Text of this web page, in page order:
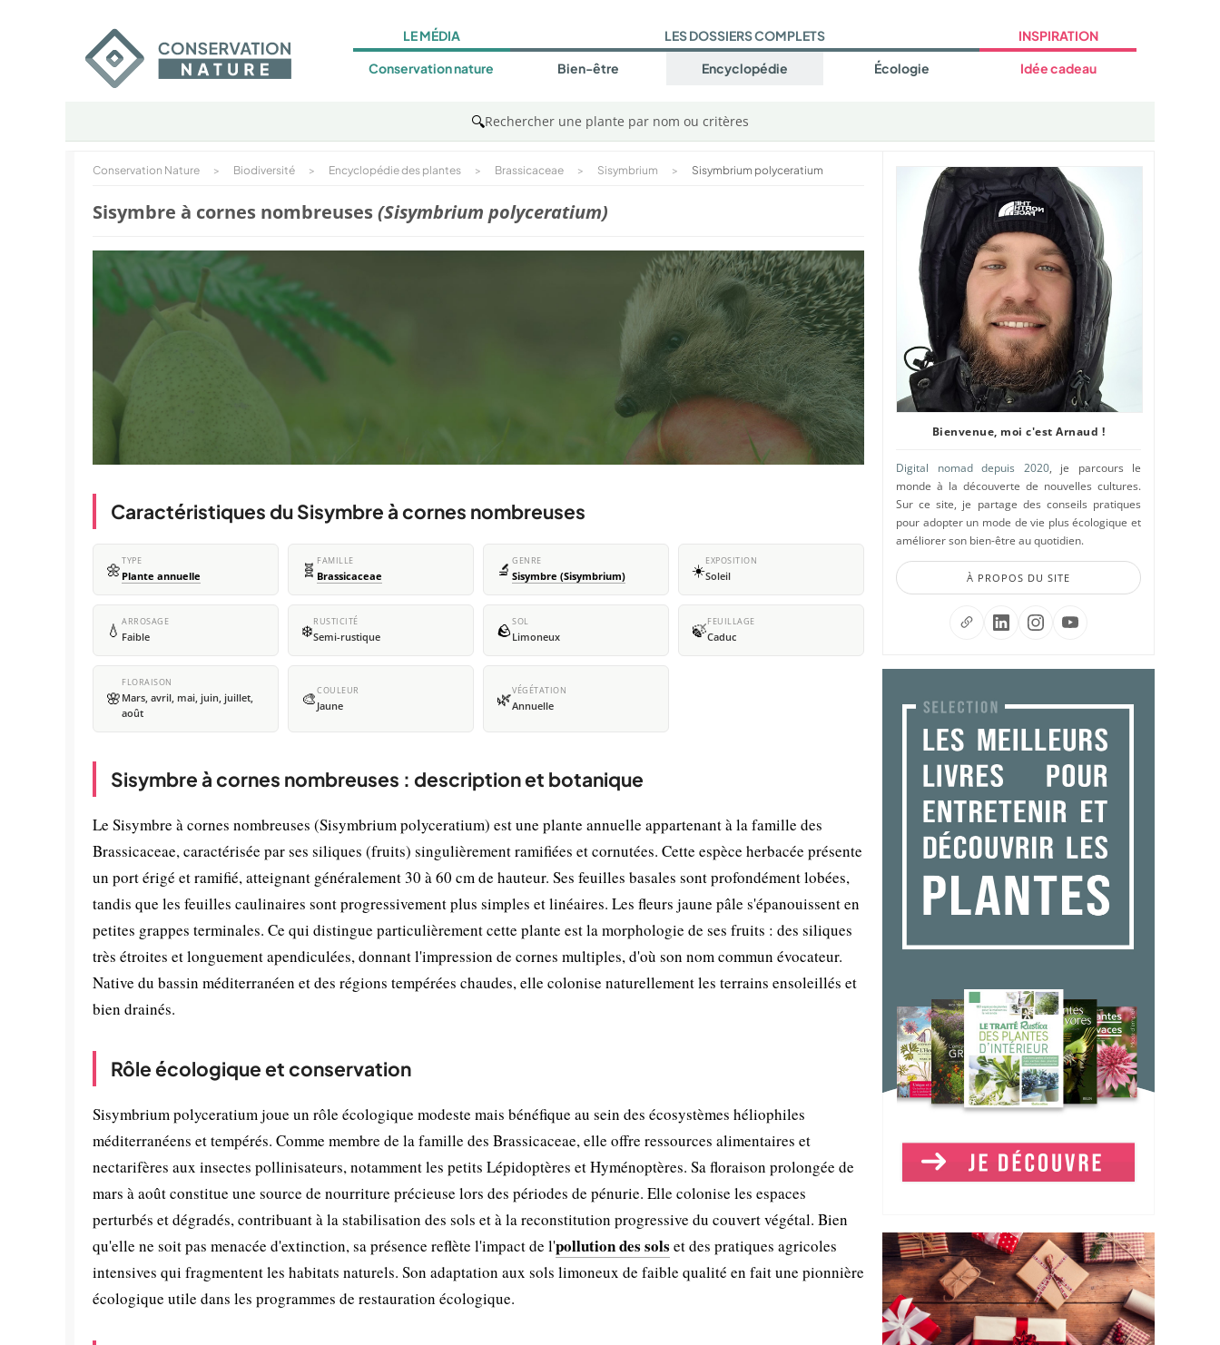
LE MÉDIA
Conservation nature
LES DOSSIERS COMPLETS
Bien-être Encyclopédie Écologie
INSPIRATION
Idée cadeau
🔍Rechercher une plante par nom ou critères
Conservation Nature > Biodiversité > Encyclopédie des plantes > Brassicaceae > Sisymbrium > Sisymbrium polyceratium
Sisymbre à cornes nombreuses(Sisymbrium polyceratium)
Caractéristiques du Sisymbre à cornes nombreuses
🌼TYPE
Plante annuelle 🧬 FAMILLE
Brassicaceae 🔬 GENRE
Sisymbre (Sisymbrium) ☀️EXPOSITION
Soleil
💧 ARROSAGE
Faible ❄️RUSTICITÉ
Semi-rustique 🪨SOL
Limoneux 🍃FEUILLAGE
Caduc
🌸
FLORAISON
Mars, avril, mai, juin, juillet,
août
🎨COULEUR
Jaune 🌿VÉGÉTATION
Annuelle
Sisymbre à cornes nombreuses : description et botanique
Le Sisymbre à cornes nombreuses (Sisymbrium polyceratium) est une plante annuelle appartenant à la famille des
Brassicaceae, caractérisée par ses siliques (fruits) singulièrement ramifiées et cornutées. Cette espèce herbacée présente
un port érigé et ramifié, atteignant généralement 30 à 60 cm de hauteur. Ses feuilles basales sont profondément lobées,
tandis que les feuilles caulinaires sont progressivement plus simples et linéaires. Les fleurs jaune pâle s'épanouissent en
petites grappes terminales. Ce qui distingue particulièrement cette plante est la morphologie de ses fruits : des siliques
très étroites et longuement apendiculées, donnant l'impression de cornes multiples, d'où son nom commun évocateur.
Native du bassin méditerranéen et des régions tempérées chaudes, elle colonise naturellement les terrains ensoleillés et
bien drainés.
Rôle écologique et conservation
Sisymbrium polyceratium joue un rôle écologique modeste mais bénéfique au sein des écosystèmes héliophiles
méditerranéens et tempérés. Comme membre de la famille des Brassicaceae, elle offre ressources alimentaires et
nectarifères aux insectes pollinisateurs, notamment les petits Lépidoptères et Hyménoptères. Sa floraison prolongée de
mars à août constitue une source de nourriture précieuse lors des périodes de pénurie. Elle colonise les espaces
perturbés et dégradés, contribuant à la stabilisation des sols et à la reconstitution progressive du couvert végétal. Bien
qu'elle ne soit pas menacée d'extinction, sa présence reflète l'impact de l'pollution des sols et des pratiques agricoles
intensives qui fragmentent les habitats naturels. Son adaptation aux sols limoneux de faible qualité en fait une pionnière
écologique utile dans les programmes de restauration écologique.
Bienvenue, moi c'est Arnaud !
Digital nomad depuis 2020, je parcours le
monde à la découverte de nouvelles cultures.
Sur ce site, je partage des conseils pratiques
pour adopter un mode de vie plus écologique et
améliorer son bien-être au quotidien.
À PROPOS DU SITE